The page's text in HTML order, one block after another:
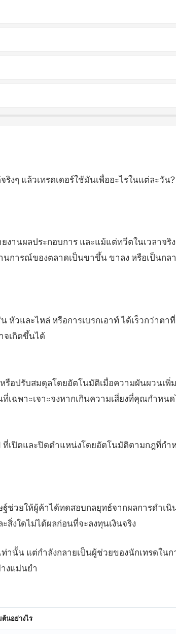
งๆ แล้วเทรดเดอร์ใช้มันเพื่ออะไรในแต่ละวัน
านผลประกอบการ และแม้แต่ทวีตในเวลาจริ
นการณ์ของตลาดเป็นขาขึ้น ขาลง หรือเป็นกลา
หัวและไหล่ หรือการเบรกเอาท์ ได้เร็วกว่าตาที่
จเกิดขึ้นได้
รือปรับสมดุลโดยอัตโนมัติเมื่อความผันผวนเพิ่
เฉพาะเจาะจงหากเกินความเสี่ยงที่คุณกำหน
เปิดและปิดตำแหน่งโดยอัตโนมัติตามกฎที่กำ
วยให้ผู้ค้าได้ทดสอบกลยุทธ์จากผลการดำเนิ
สิ่งใดไม่ได้ผลก่อนที่จะลงทุนเงินจริง
านั้น แต่กำลังกลายเป็นผู้ช่วยของนักเทรดใน
งแม่นยำ
นอย่างไร